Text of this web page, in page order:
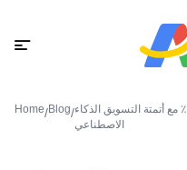
Home/Blog/كيف زاد المصدر من المبيعات بنسبة 45 ٪ مع أتمتة التسويق الذكاء
الاصطناعي